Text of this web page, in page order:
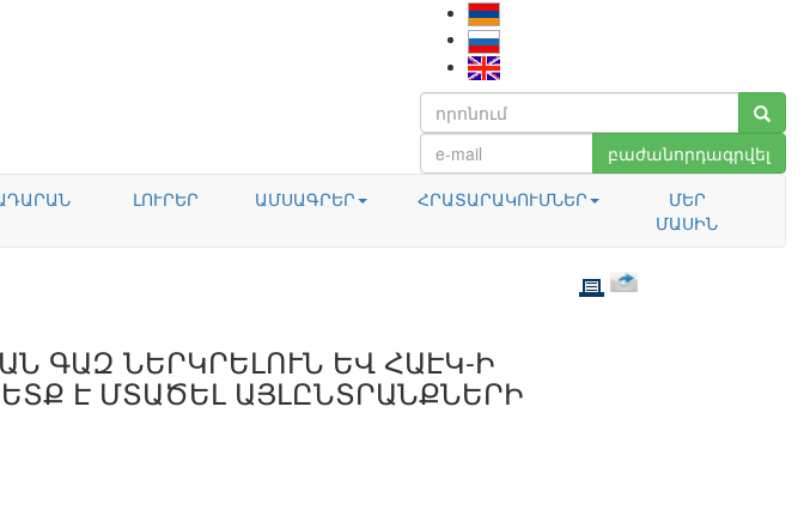
բաժանորդագրվել
ԼՈՒՐԵՐ ԱՄՍԱԳՐԵՐ ՀՐԱՏԱՐԱԿՈՒՄՆԵՐ
ՄԵՐ
ՄԱՍԻՆ
ԳԱԶ ՆԵՐԿՐԵԼՈՒՆ ԵՎ ՀԱԷԿ-Ի
Է ՄՏԱԾԵԼ ԱՅԼԸՆՏՐԱՆՔՆԵՐԻ